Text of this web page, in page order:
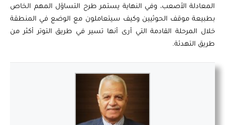
المعادلة الأصعب، وفي النهاية يستمر طرح التساؤل المهم الخاص
بطبيعة موقف الحوثيين وكيف سيتعاملون مع الوضع في المنطقة
خلال المرحلة القادمة التي أرى أنها تسير في طريق التوتر أكثر من
طريق التهدئة.